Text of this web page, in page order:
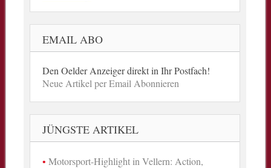
EMAIL ABO
Den Oelder Anzeiger direkt in Ihr Postfach!
Neue Artikel per Email Abonnieren
JÜNGSTE ARTIKEL
Motorsport-Highlight in Vellern: Action,